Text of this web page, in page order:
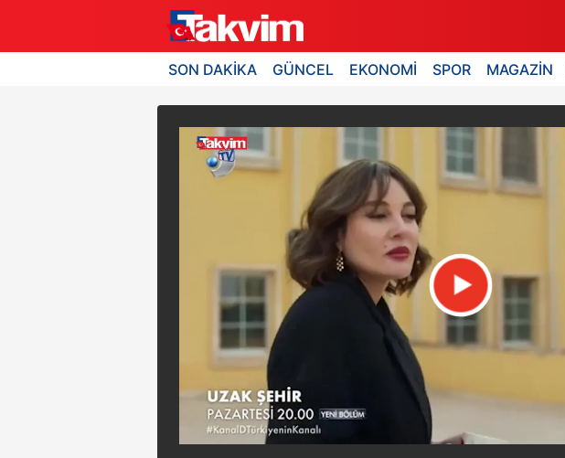
SON DAKİKA GÜNCEL EKONOMİ SPOR MAGAZİN